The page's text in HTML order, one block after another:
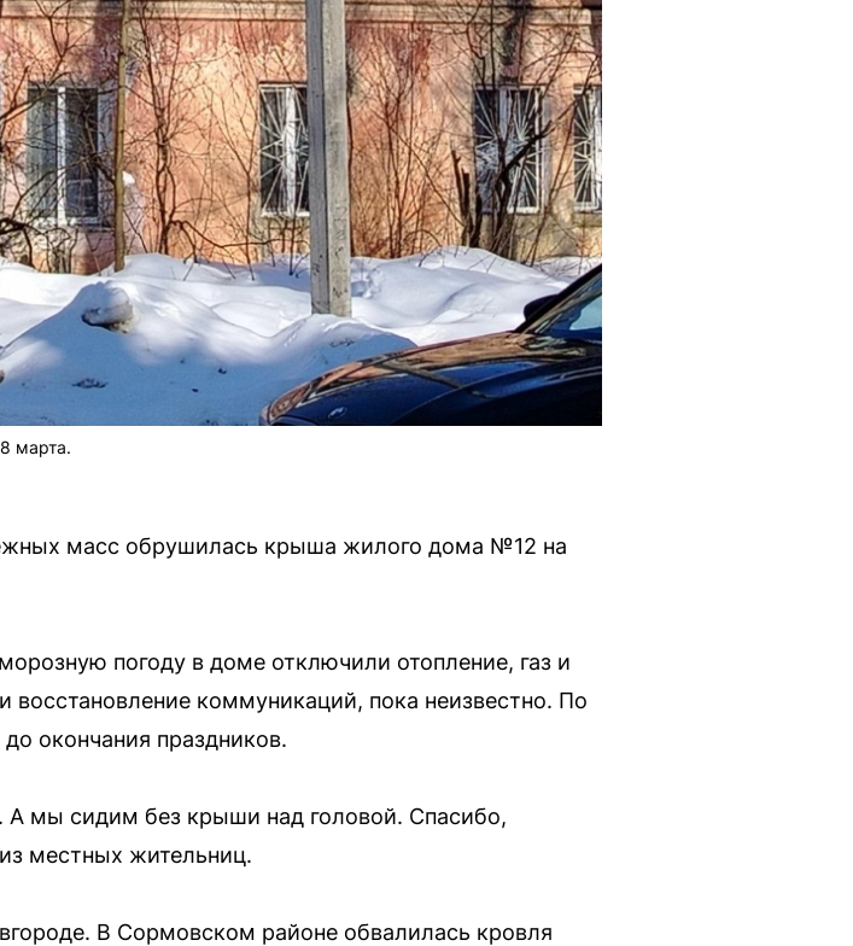
марта.
масс обрушилась крыша жилого дома №12 на
погоду в доме отключили отопление, газ и
восстановление коммуникаций, пока неизвестно. По
окончания праздников.
А мы сидим без крыши над головой. Спасибо,
местных жительниц.
В Сормовском районе обвалилась кровля